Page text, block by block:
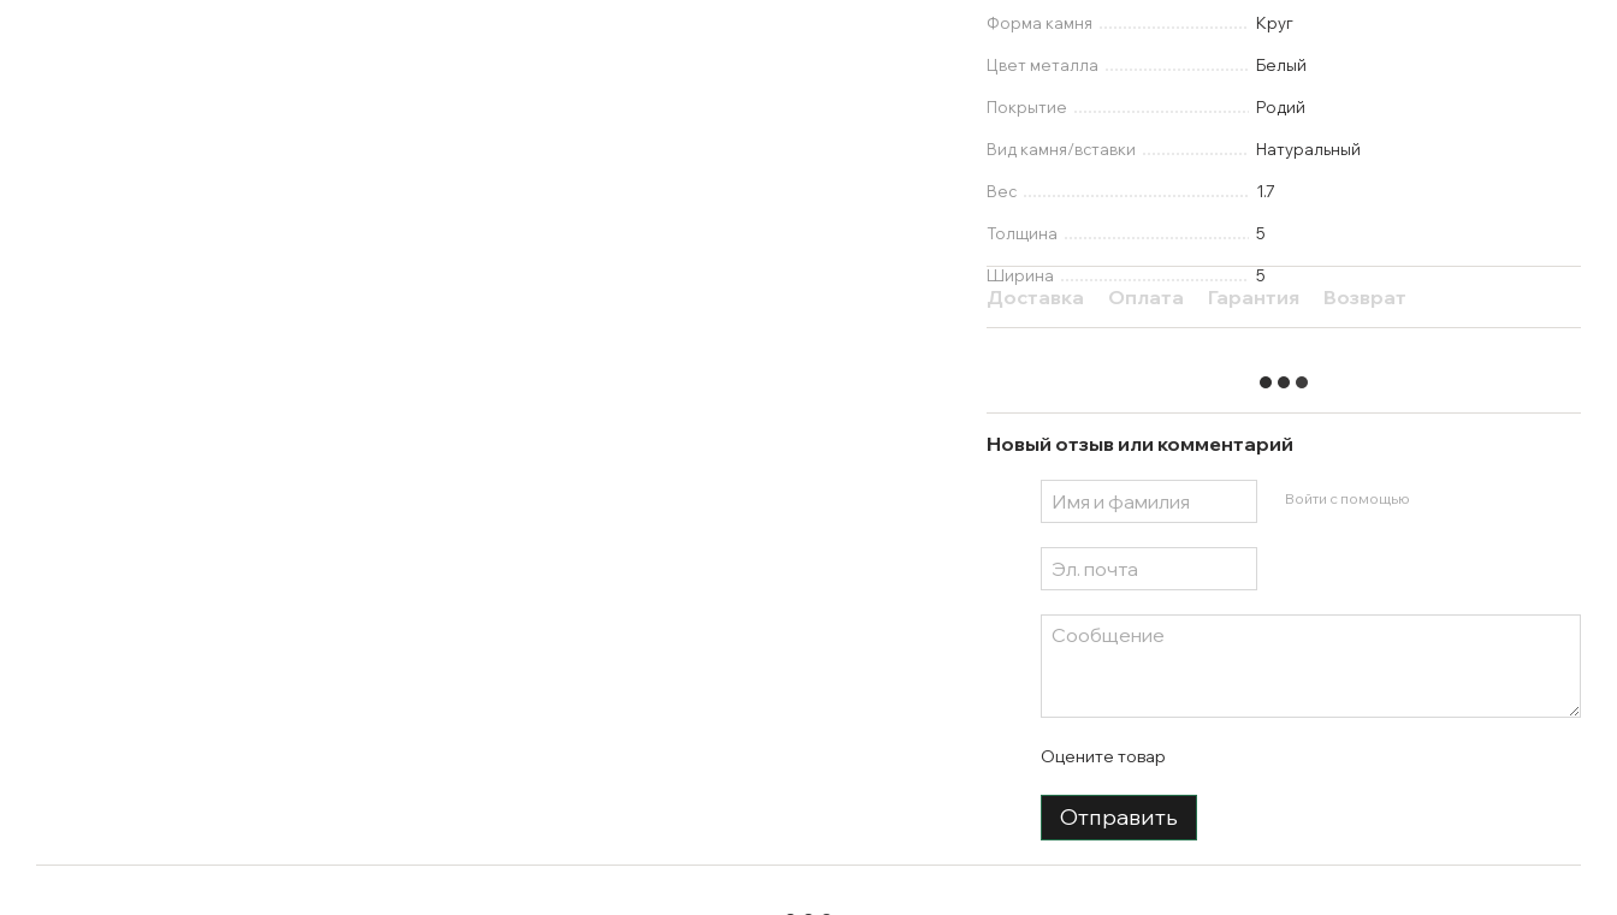
Форма камня Круг
Цвет металла Белый
Покрытие Родий
Вид камня/вставки Натуральный
Вес 1.7
Толщина 5
Ширина 5
Доставка Оплата Гарантия Возврат
Новый отзыв или комментарий
Войти с помощью
Оцените товар
Отправить